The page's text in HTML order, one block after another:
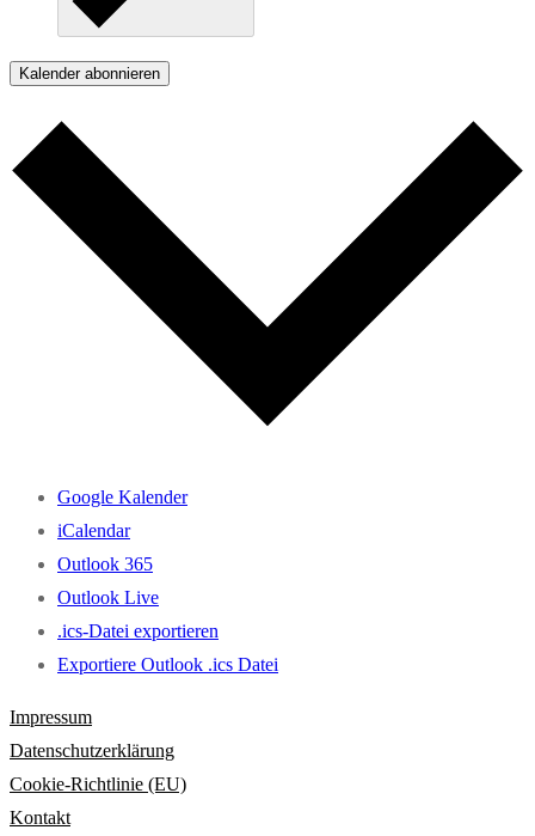
Kalender abonnieren
Google Kalender
iCalendar
Outlook 365
Outlook Live
.ics-Datei exportieren
Exportiere Outlook .ics Datei
Impressum
Datenschutzerklärung
Cookie-Richtlinie (EU)
Kontakt